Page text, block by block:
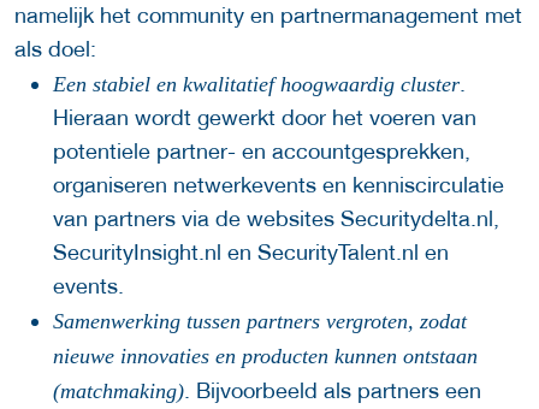
namelijk het community en partnermanagement met
als doel:
Een stabiel en kwalitatief hoogwaardig cluster
Hieraan wordt gewerkt door het voeren van
potentiele partner- en accountgesprekken,
organiseren netwerkevents en kenniscirculatie
van partners via de websites Securitydelta.nl,
SecurityInsight.nl en SecurityTalent.nl en
events.
Samenwerking tussen partners vergroten, zodat
nieuwe innovaties en producten kunnen ontstaan
(matchmaking) . Bijvoorbeeld als partners een